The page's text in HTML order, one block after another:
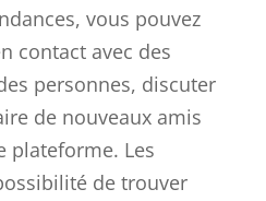
vous pouvez
contact avec des
personnes, discuter
de nouveaux amis
plateforme. Les
de trouver